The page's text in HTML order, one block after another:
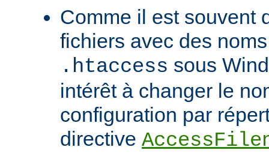
Comme il est souvent
fichiers avec des
.htaccess sous
intérêt à changer le
configuration par
directive